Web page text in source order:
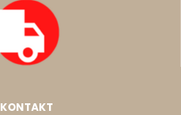
KONTAKT